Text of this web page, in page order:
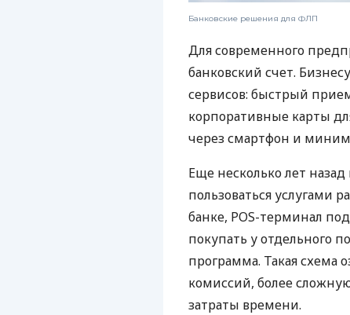
Банковские решения для ФЛП
Для современного
банковский счет.
сервисов: быстрый
корпоративные карты
через смартфон и
Еще несколько лет
пользоваться услугами
банке, POS-терминал
покупать у отдельного
программа. Такая схема
комиссий, более
затраты времени.